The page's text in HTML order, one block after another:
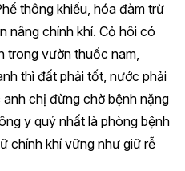
thông khiếu, hóa đàm trừ
nâng chính khí. Cỏ hôi có
trong vườn thuốc nam,
thì đất phải tốt, nước phải
chị đừng chờ bệnh nặng
y quý nhất là phòng bệnh
chính khí vững như giữ rễ